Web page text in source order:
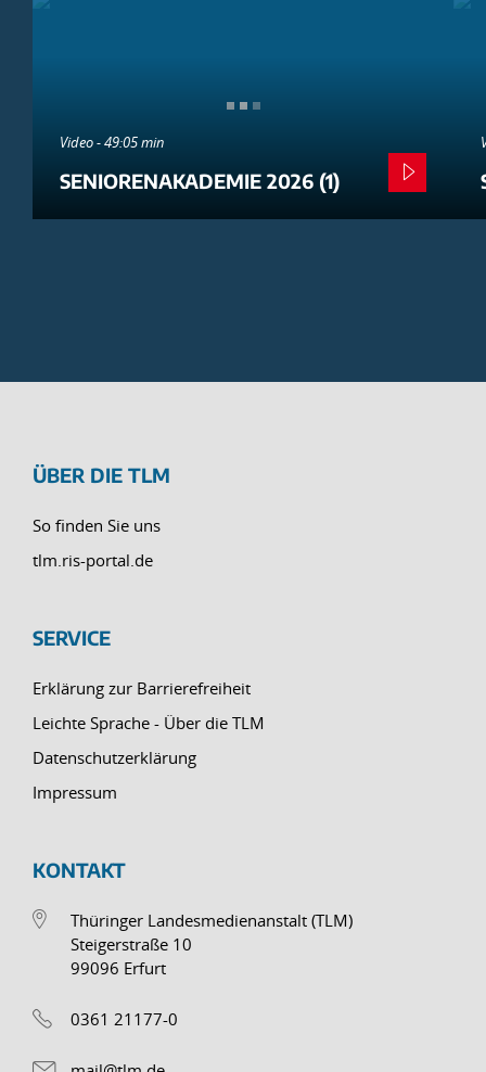
Video - 49:05 min
SENIORENAKADEMIE 2026 (1)
ÜBER DIE TLM
So finden Sie uns
tlm.ris-portal.de
SERVICE
Erklärung zur Barrierefreiheit
Leichte Sprache - Über die TLM
Datenschutzerklärung
Impressum
KONTAKT
Thüringer Landesmedienanstalt (TLM)
Steigerstraße 10
99096 Erfurt
0361 21177-0